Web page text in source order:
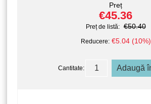
Preț
€45.36
Preț de listă: €50.40
Reducere: €5.04 (10%)
Cantitate: